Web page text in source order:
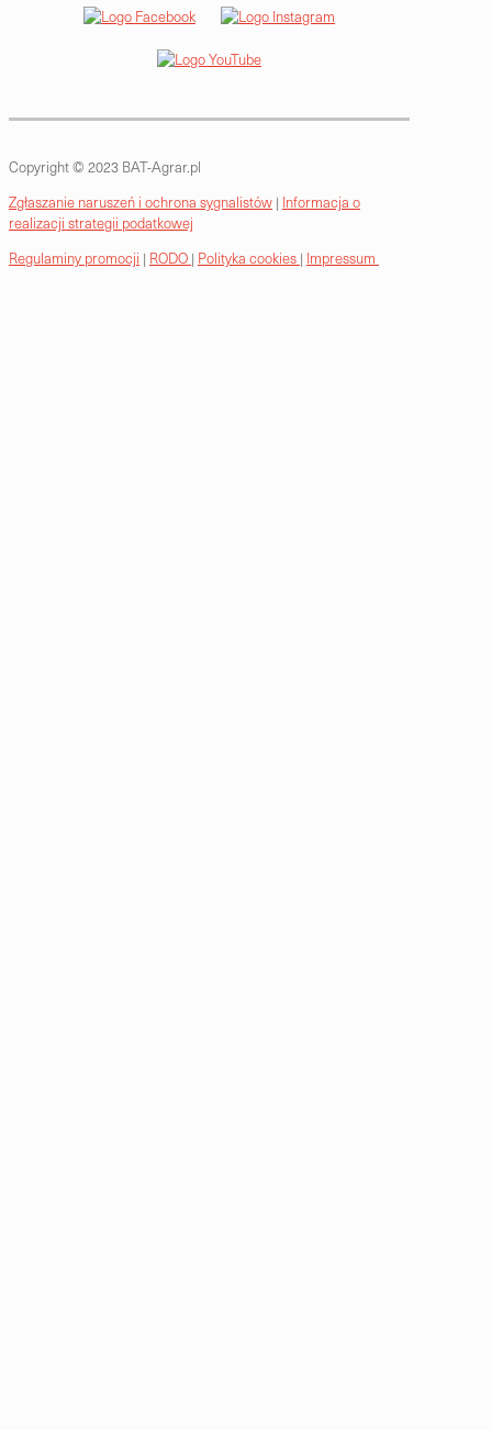
Copyright © 2023 BAT-Agrar.pl
Zgłaszanie naruszeń i ochrona sygnalistów | Informacja o
realizacji strategii podatkowej
Regulaminy promocji | RODO | Polityka cookies | Impressum